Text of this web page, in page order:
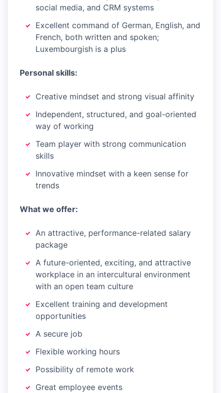
social media, and CRM systems
Excellent command of German, English, and
French, both written and spoken;
Luxembourgish is a plus
Personal skills:
Creative mindset and strong visual affinity
Independent, structured, and goal-oriented
way of working
Team player with strong communication
skills
Innovative mindset with a keen sense for
trends
What we offer:
An attractive, performance-related salary
package
A future-oriented, exciting, and attractive
workplace in an intercultural environment
with an open team culture
Excellent training and development
opportunities
A secure job
Flexible working hours
Possibility of remote work
Great employee events